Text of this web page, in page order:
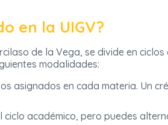
en la UIGV?
de la Vega, se divide en
modalidades:
asignados en cada materia. Un
ciclo académico, pero puedes